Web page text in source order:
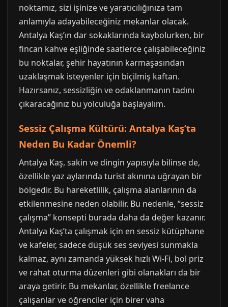
noktamız, sizi işinize ve yaratıcılığınıza tam
anlamıyla adayabileceğiniz mekanlar olacak.
Antalya Kaş’ın dar sokaklarında kaybolurken, bir
fincan kahve eşliğinde saatlerce çalışabileceğiniz
bu noktalar, şehir hayatının karmaşasından
uzaklaşmak isteyenler için biçilmiş kaftan.
Hazırsanız, sessizliğin ve odaklanmanın tadını
çıkaracağınız bu yolculuğa başlayalım.
Sessiz Çalışma Kültürü: Antalya Kaş’ta
Neden Bu Kadar Önemli?
Antalya Kaş, sakin ve dingin yapısıyla bilinse de,
özellikle yaz aylarında turist akınına uğrayan bir
bölgedir. Bu hareketlilik, çalışma alanlarının da
etkilenmesine neden olabilir. Bu nedenle, “sessiz
çalışma” konsepti burada daha da değer kazanır.
Antalya Kaş’ta çalışmak için en sessiz kütüphane
ve kafeler, sadece düşük ses seviyesi sunmakla
kalmaz, aynı zamanda yüksek hızlı Wi-Fi, bol priz
ve rahat oturma düzenleri gibi olanakları da bir
araya getirir. Bu mekanlar, özellikle freelance
çalışanlar ve öğrenciler için birer vaha